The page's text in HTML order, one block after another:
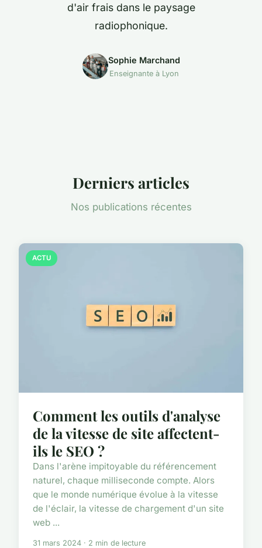
d'air frais dans le paysage
radiophonique.
Sophie Marchand
Enseignante à Lyon
Derniers articles
Nos publications récentes
ACTU
Comment les outils d'analyse
de la vitesse de site affectent-
ils le SEO ?
Dans l'arène impitoyable du référencement
naturel, chaque milliseconde compte. Alors
que le monde numérique évolue à la vitesse
de l'éclair, la vitesse de chargement d'un site
web ...
31 mars 2024 · 2 min de lecture